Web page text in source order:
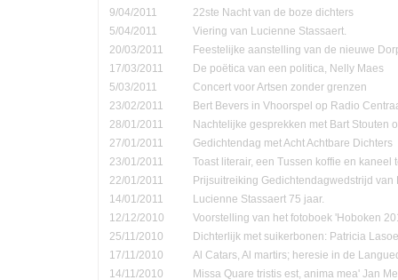
9/04/2011
22ste Nacht van de boze dichters
5/04/2011
Viering van Lucienne Stassaert.
20/03/2011
Feestelijke aanstelling van de nieuwe
17/03/2011
De poëtica van een politica, Nelly Maes
5/03/2011
Concert voor Artsen zonder grenzen
23/02/2011
Bert Bevers in Vhoorspel op Radio
28/01/2011
Nachtelijke gesprekken met Bart Stouten
27/01/2011
Gedichtendag met Acht Achtbare Dichters
23/01/2011
Toast literair, een Tussen koffie en kaneel
22/01/2011
Prijsuitreiking Gedichtendagwedstrijd van
14/01/2011
Lucienne Stassaert 75 jaar.
12/12/2010
Voorstelling van het fotoboek 'Hoboken
25/11/2010
Dichterlijk met suikerbonen: Patricia
17/11/2010
Al Catars, Al martirs; heresie in de
14/11/2010
Missa Quare tristis est, anima mea' Jan